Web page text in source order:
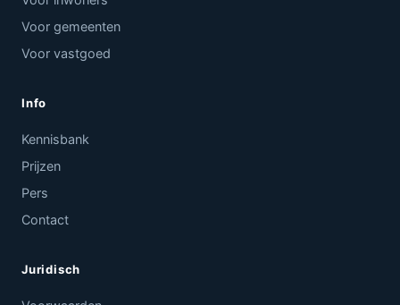
Voor gemeenten
Voor vastgoed
Info
Kennisbank
Prijzen
Pers
Contact
Juridisch